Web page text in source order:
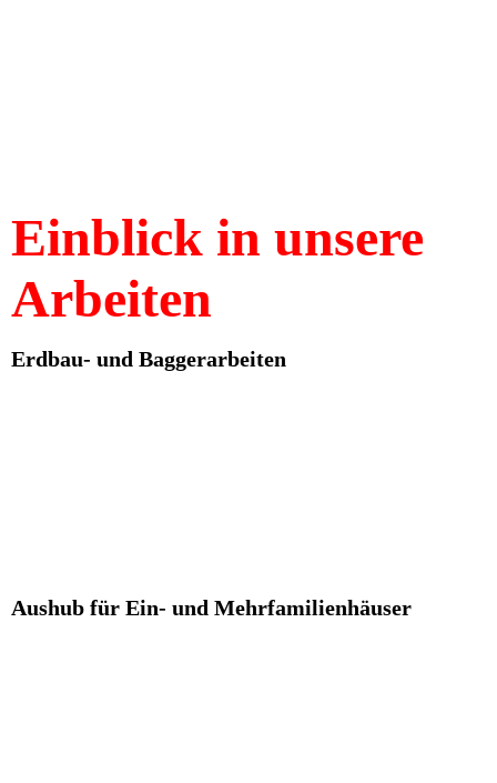
Einblick in unsere
Arbeiten
Erdbau- und Baggerarbeiten
Aushub für Ein- und Mehrfamilienhäuser